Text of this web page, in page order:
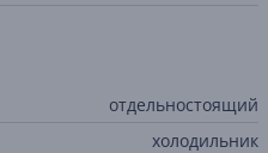
отдельностоящий
холодильник